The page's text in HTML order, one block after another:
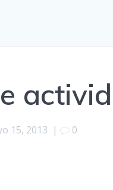
15, 2013 | 0